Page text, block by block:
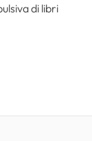
di libri